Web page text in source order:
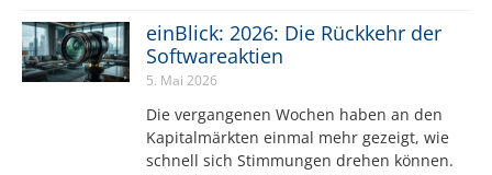
einBlick: 2026: Die Rückkehr der
Softwareaktien
5. Mai 2026
Die vergangenen Wochen haben an den
Kapitalmärkten einmal mehr gezeigt, wie
schnell sich Stimmungen drehen können.